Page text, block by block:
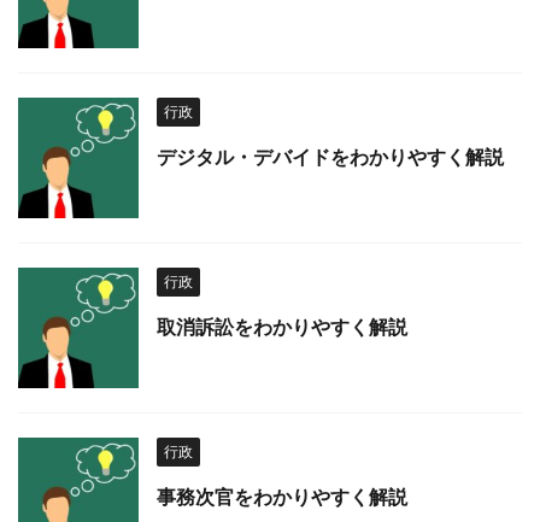
行政
デジタル・デバイドをわかりやすく解説
行政
取消訴訟をわかりやすく解説
行政
事務次官をわかりやすく解説